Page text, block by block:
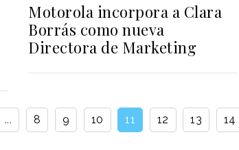
Motorola incorpora a Clara
Borrás como nueva
Directora de Marketing
... 8 9 10 11 12 13 14